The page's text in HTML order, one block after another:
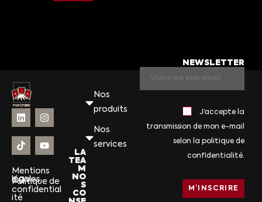
Mentions
légales
CGV
Politique de
confidential
ité
Nos
produits
Nos
services
LA
TEA
M
NO
S
CO
NEWSLETTER
J’accepte la
transmission de mon e-mail
selon la politique de
confidentialité.